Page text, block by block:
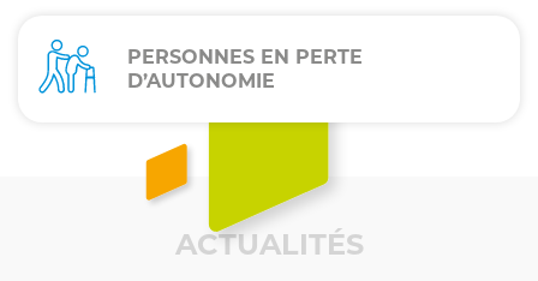
PERSONNES EN PERTE
D’AUTONOMIE
ACTUALITÉS